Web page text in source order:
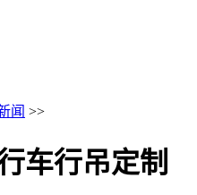
闻 >>
车行吊定制